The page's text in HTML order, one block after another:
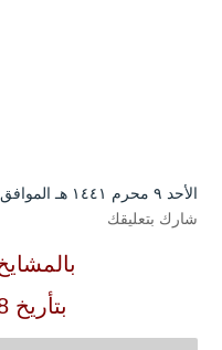
الأحد ۹ محرم ۱٤٤۱ هـ الموافق ۸ سبتمبر ۲۰۱۹ مـ |
شارك بتعليقك
بتأريخ 8 محرم 1441